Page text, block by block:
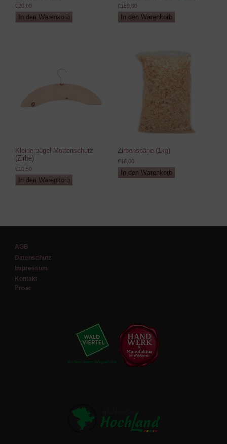
€20,00
In den Warenkorb
€159,00
In den Warenkorb
Kleiderbügel Mottenschutz
(Zirbe)
€10,50
In den Warenkorb
Zirbenspäne (1kg)
€18,00
In den Warenkorb
AGB
Datenschutz
Impressum
Kontakt
Presse